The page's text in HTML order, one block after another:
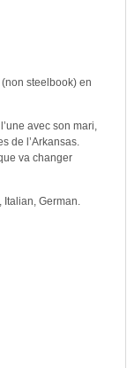
steelbook) en
avec son mari,
de l’Arkansas.
va changer
Italian, German.